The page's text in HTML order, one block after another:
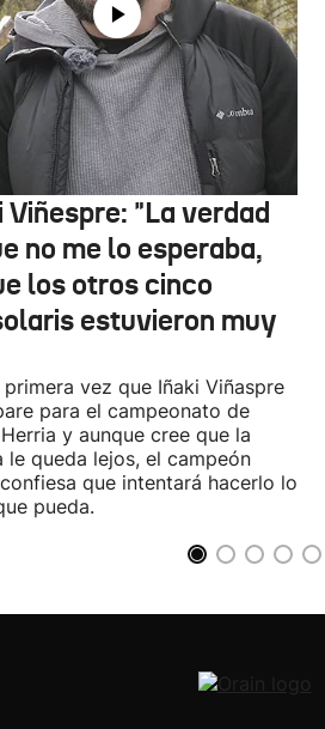
"La verdad
no me lo esperaba,
los otros cinco
estuvieron muy
primera vez que Iñaki Viñaspre
para el campeonato de
y aunque cree que la
le queda lejos, el campeón
que intentará hacerlo lo
pueda.